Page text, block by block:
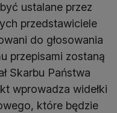
ustalane przez
przedstawiciele
do głosowania
przepisami zostaną
Skarbu Państwa
wprowadza widełki
które będzie